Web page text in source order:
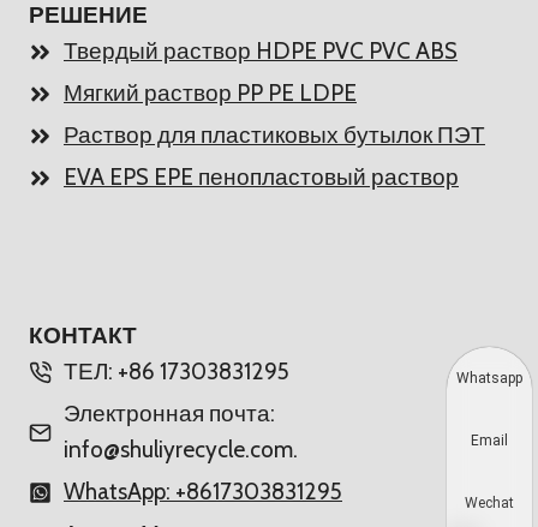
РЕШЕНИЕ
Твердый раствор HDPE PVC PVC ABS
Мягкий раствор PP PE LDPE
Раствор для пластиковых бутылок ПЭТ
EVA EPS EPE пенопластовый раствор
КОНТАКТ
ТЕЛ: +86 17303831295
Электронная почта:
info@shuliyrecycle.com.
WhatsApp: +8617303831295
Whatsapp
Email
Wechat